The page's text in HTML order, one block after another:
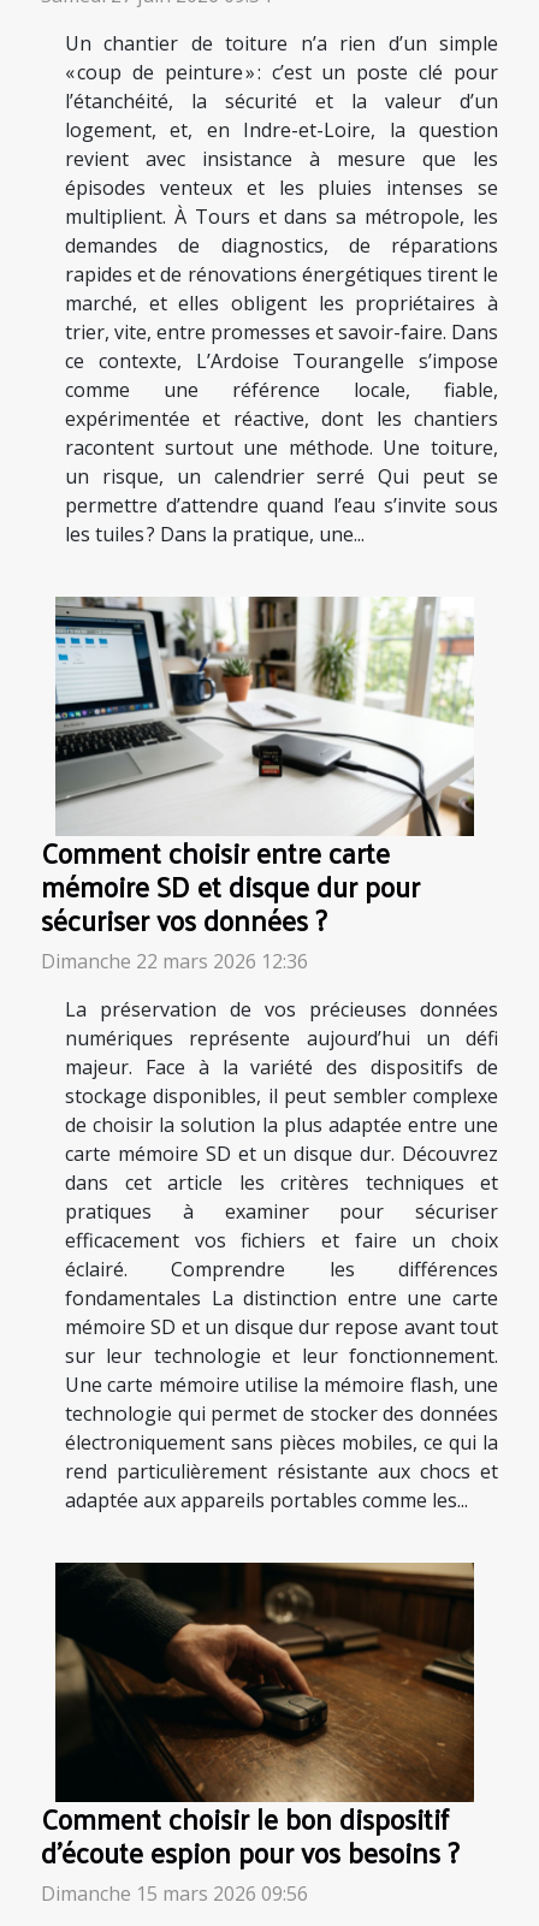
Un chantier de toiture n’a rien d’un simple
« coup de peinture » : c’est un poste clé pour
l’étanchéité, la sécurité et la valeur d’un
logement, et, en Indre-et-Loire, la question
revient avec insistance à mesure que les
épisodes venteux et les pluies intenses se
multiplient. À Tours et dans sa métropole, les
demandes de diagnostics, de réparations
rapides et de rénovations énergétiques tirent le
marché, et elles obligent les propriétaires à
trier, vite, entre promesses et savoir-faire. Dans
ce contexte, L’Ardoise Tourangelle s’impose
comme une référence locale, fiable,
expérimentée et réactive, dont les chantiers
racontent surtout une méthode. Une toiture,
un risque, un calendrier serré Qui peut se
permettre d’attendre quand l’eau s’invite sous
les tuiles ? Dans la pratique, une...
Comment choisir entre carte
mémoire SD et disque dur pour
sécuriser vos données ?
Dimanche 22 mars 2026 12:36
La préservation de vos précieuses données
numériques représente aujourd’hui un défi
majeur. Face à la variété des dispositifs de
stockage disponibles, il peut sembler complexe
de choisir la solution la plus adaptée entre une
carte mémoire SD et un disque dur. Découvrez
dans cet article les critères techniques et
pratiques à examiner pour sécuriser
efficacement vos fichiers et faire un choix
éclairé. Comprendre les différences
fondamentales La distinction entre une carte
mémoire SD et un disque dur repose avant tout
sur leur technologie et leur fonctionnement.
Une carte mémoire utilise la mémoire flash, une
technologie qui permet de stocker des données
électroniquement sans pièces mobiles, ce qui la
rend particulièrement résistante aux chocs et
adaptée aux appareils portables comme les...
Comment choisir le bon dispositif
d'écoute espion pour vos besoins ?
Dimanche 15 mars 2026 09:56